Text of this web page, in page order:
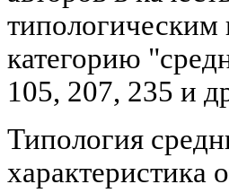
категорию
105, 207, 235 и
Типология
характеристика